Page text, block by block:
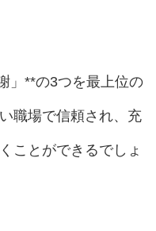
」**の3つを最上位の
職場で信頼され、充
ことができるでしょ